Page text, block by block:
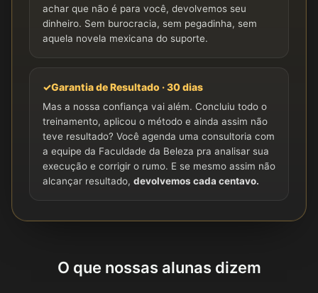
achar que não é para você, devolvemos seu
dinheiro. Sem burocracia, sem pegadinha, sem
aquela novela mexicana do suporte.
✓Garantia de Resultado · 30 dias
Mas a nossa confiança vai além. Concluiu todo o
treinamento, aplicou o método e ainda assim não
teve resultado? Você agenda uma consultoria com
a equipe da Faculdade da Beleza pra analisar sua
execução e corrigir o rumo. E se mesmo assim não
alcançar resultado, devolvemos cada centavo.
O que nossas alunas dizem